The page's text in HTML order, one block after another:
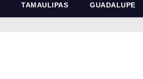
TAMAULIPAS GUADALUPE